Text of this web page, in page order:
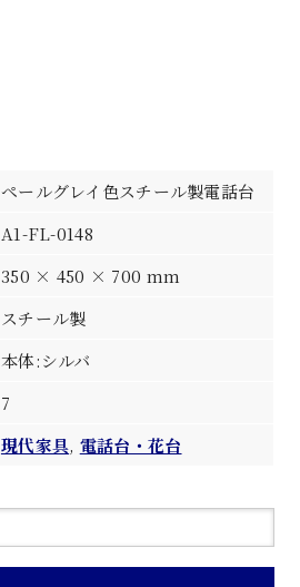
ペールグレイ色スチール製電話台
A1-FL-0148
350 × 450 × 700 mm
スチール製
本体:シルバ
7
現代家具, 電話台・花台